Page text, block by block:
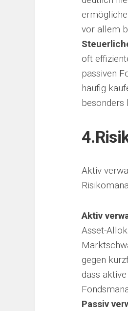
vor allem
oft
passiven
häufig
besonders
4.
Aktiv
Aktiv
Asset-
gegen
dass
Passiv